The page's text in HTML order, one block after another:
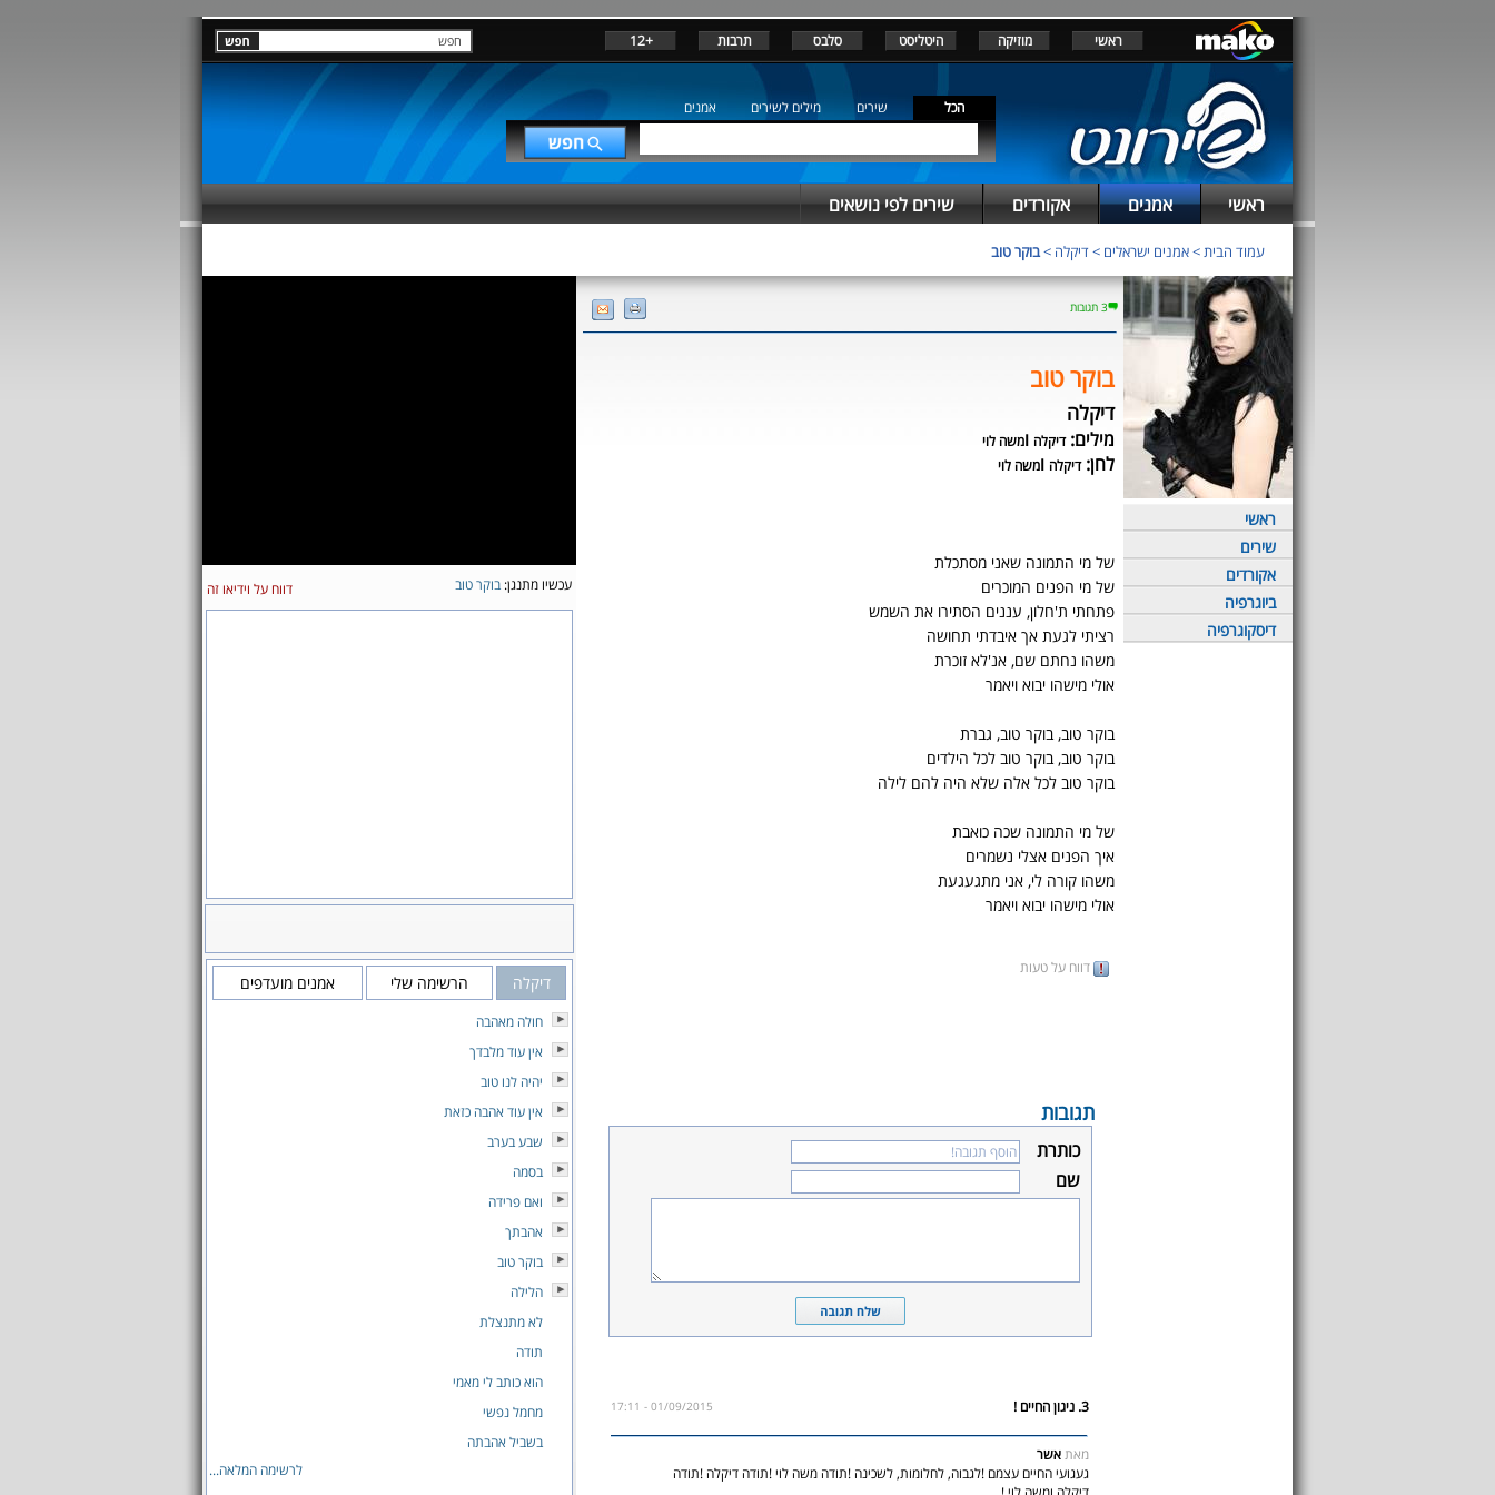
ראשי מוזיקה היטליסט סלבס תרבות +12
הכל שירים מילים לשירים אמנים
ראשי אמנים אקורדים שירים לפי נושאים
עמוד הבית>אמנים ישראלים >דיקלה >בוקר טוב
ראשי
שירים
אקורדים
ביוגרפיה
דיסקוגרפיה
3 תגובות
בוקר טוב
דיקלה
מילים:דיקלה ומשה לוי
לחן:דיקלה ומשה לוי
של מי התמונה שאני מסתכלת
של מי הפנים המוכרים
פתחתי ת'חלון, עננים הסתירו את השמש
רציתי לגעת אך איבדתי תחושה
משהו נחתם שם, אנ'לא זוכרת
אולי מישהו יבוא ויאמר
בוקר טוב, בוקר טוב, גברת
בוקר טוב, בוקר טוב לכל הילדים
בוקר טוב לכל אלה שלא היה להם לילה
של מי התמונה שכה כואבת
איך הפנים אצלי נשמרים
משהו קורה לי, אני מתגעגעת
אולי מישהו יבוא ויאמר
דווח על טעות
תגובות
כותרת
שם
3. ניגון החיים ! 01/09/2015 - 17:11
מאתאשר
געגועי החיים עצמם !לגבוה, לחלומות, לשכינה !תודה משה לוי !תודה דיקלה !תודה
עכשיו מתנגן: בוקר טוב דווח על וידיאו זה
דיקלה הרשימה שלי אמנים מועדפים
חולה מאהבה
אין עוד מלבדך
יהיה לנו טוב
אין עוד אהבה כזאת
שבע בערב
בסמה
ואם פרידה
אהבתך
בוקר טוב
הלילה
לא מתנצלת
תודה
הוא כותב לי מאמי
מחמל נפשי
בשביל אהבתה
לרשימה המלאה...